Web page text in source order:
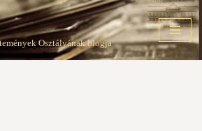
Osztályának blogja